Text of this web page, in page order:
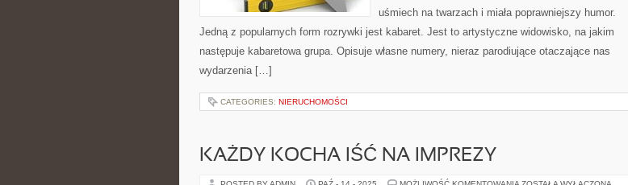
uśmiech na twarzach i miała poprawniejszy humor.
Jedną z popularnych form rozrywki jest kabaret. Jest to artystyczne widowisko, na jakim
następuje kabaretowa grupa. Opisuje własne numery, nieraz parodiujące otaczające nas
wydarzenia […]
CATEGORIES: NIERUCHOMOŚCI
KAŻDY KOCHA IŚĆ NA IMPREZY
KAŻDY